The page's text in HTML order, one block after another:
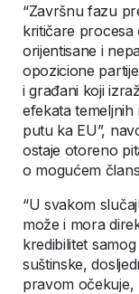
“Završnu fazu
kritičare procesa
orijentisane i
opozicione
i građani koji
efekata
putu ka EU”,
ostaje otoreno
o mogućem
“U svakom
može i mora
kredibilitet
suštinske,
pravom očekuje,